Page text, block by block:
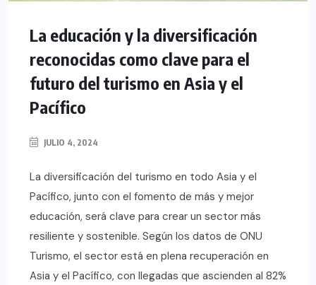
La educación y la diversificación
reconocidas como clave para el
futuro del turismo en Asia y el
Pacífico
JULIO 4, 2024
La diversificación del turismo en todo Asia y el
Pacífico, junto con el fomento de más y mejor
educación, será clave para crear un sector más
resiliente y sostenible. Según los datos de ONU
Turismo, el sector está en plena recuperación en
Asia y el Pacífico, con llegadas que ascienden al 82%